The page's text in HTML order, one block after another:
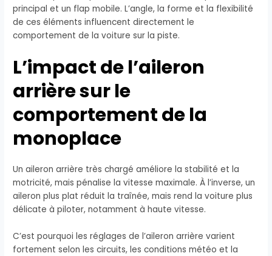
principal et un flap mobile. L’angle, la forme et la flexibilité
de ces éléments influencent directement le
comportement de la voiture sur la piste.
L’impact de l’aileron
arrière sur le
comportement de la
monoplace
Un aileron arrière très chargé améliore la stabilité et la
motricité, mais pénalise la vitesse maximale. À l’inverse, un
aileron plus plat réduit la traînée, mais rend la voiture plus
délicate à piloter, notamment à haute vitesse.
C’est pourquoi les réglages de l’aileron arrière varient
fortement selon les circuits, les conditions météo et la